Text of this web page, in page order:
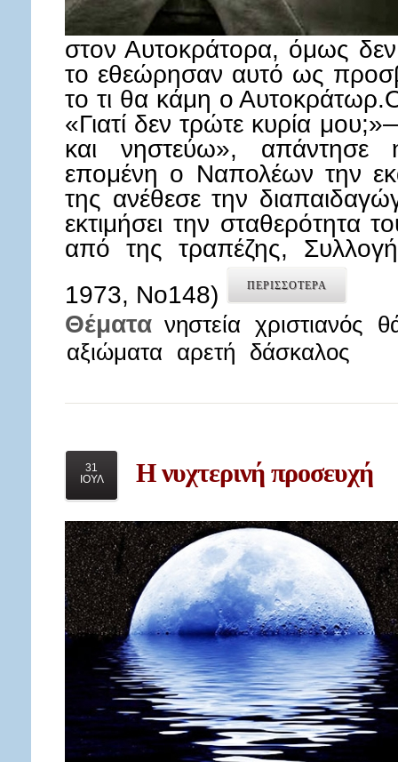
στον Αυτοκράτορα, όμως
το εθεώρησαν αυτό ως
το τι θα κάμη ο
«Γιατί δεν τρώτε κυρία
και νηστεύω», απάντησε
επομένη ο Ναπολέων την
της ανέθεσε την
εκτιμήσει την σταθερότητα
από της τραπέζης,
1973, Νο148)
ΠΕΡΙΣΣΟΤΕΡΑ
Θέματα νηστεία χριστιανός
αξιώματα αρετή δάσκαλος
31
ΙΟΥΛ
Ηνυχτερινή προσευχή